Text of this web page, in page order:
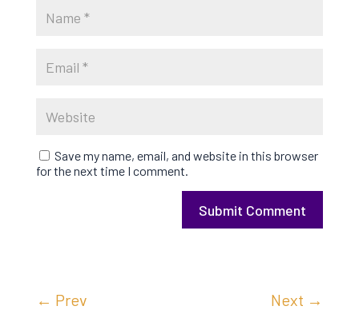
Save my name, email, and website in this browser
for the next time I comment.
Submit Comment
← Prev Next →